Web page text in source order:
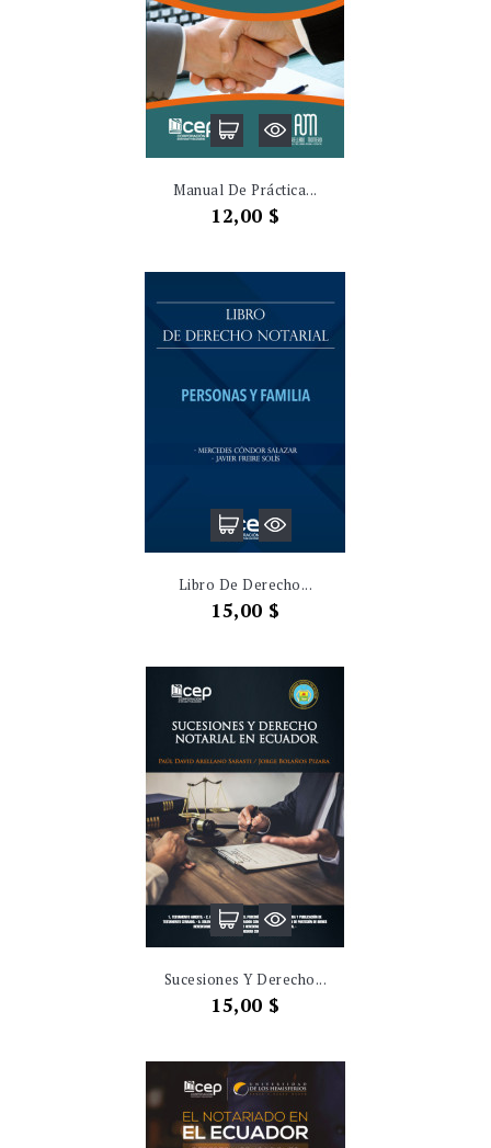
Manual De Práctica...
Precio
12,00 $
Libro De Derecho...
Precio
15,00 $
Sucesiones Y Derecho...
Precio
15,00 $